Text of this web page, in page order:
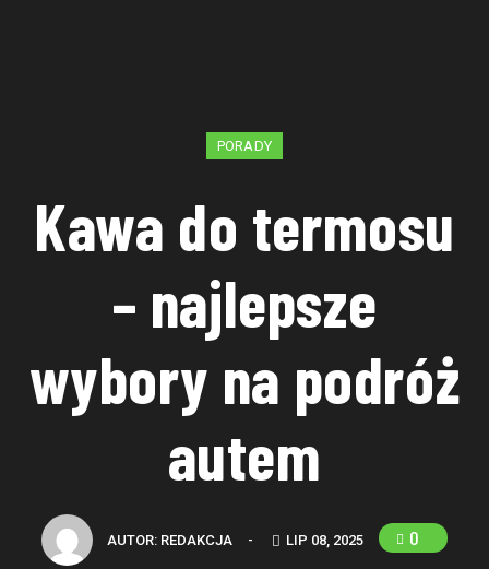
PORADY
Kawa do termosu
– najlepsze
wybory na podróż
autem
AUTOR: REDAKCJA - LIP 08, 2025
0